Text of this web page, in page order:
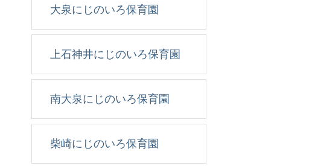
大泉にじのいろ保育園
上石神井にじのいろ保育園
南大泉にじのいろ保育園
柴崎にじのいろ保育園